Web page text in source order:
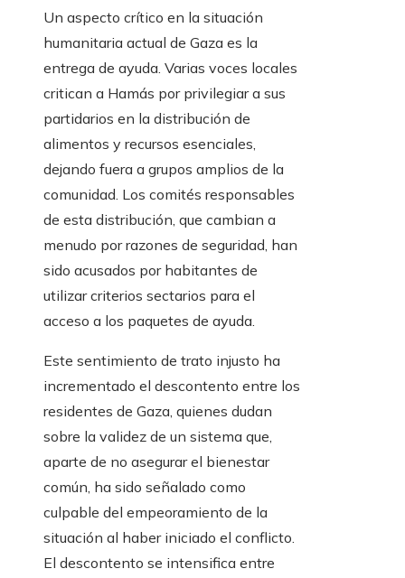
Un aspecto crítico en la situación
humanitaria actual de Gaza es la
entrega de ayuda. Varias voces locales
critican a Hamás por privilegiar a sus
partidarios en la distribución de
alimentos y recursos esenciales,
dejando fuera a grupos amplios de la
comunidad. Los comités responsables
de esta distribución, que cambian a
menudo por razones de seguridad, han
sido acusados por habitantes de
utilizar criterios sectarios para el
acceso a los paquetes de ayuda.
Este sentimiento de trato injusto ha
incrementado el descontento entre los
residentes de Gaza, quienes dudan
sobre la validez de un sistema que,
aparte de no asegurar el bienestar
común, ha sido señalado como
culpable del empeoramiento de la
situación al haber iniciado el conflicto.
El descontento se intensifica entre